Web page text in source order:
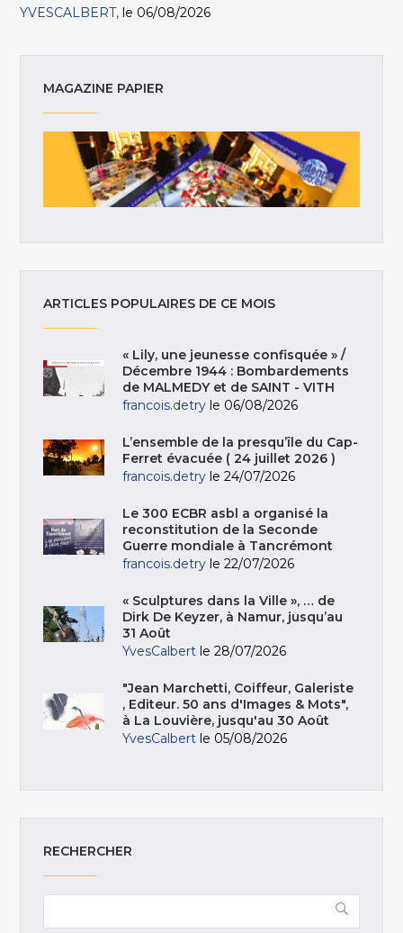
YVESCALBERT le 06/08/2026
MAGAZINE PAPIER
ARTICLES POPULAIRES DE CE MOIS
« Lily, une jeunesse confisquée » /
Décembre 1944 : Bombardements
de MALMEDY et de SAINT - VITH
francois.detry le 06/08/2026
L’ensemble de la presqu’île du Cap-
Ferret évacuée ( 24 juillet 2026 )
francois.detry le 24/07/2026
Le 300 ECBR asbl a organisé la
reconstitution de la Seconde
Guerre mondiale à Tancrémont
francois.detry le 22/07/2026
« Sculptures dans la Ville », … de
Dirk De Keyzer, à Namur, jusqu’au
31 Août
YvesCalbert le 28/07/2026
"Jean Marchetti, Coiffeur, Galeriste
, Editeur. 50 ans d'Images & Mots",
à La Louvière, jusqu'au 30 Août
YvesCalbert le 05/08/2026
RECHERCHER